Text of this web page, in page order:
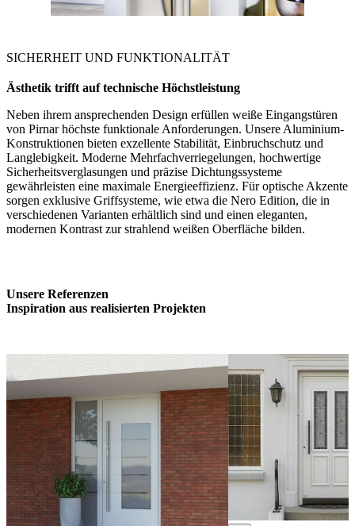
SICHERHEIT UND FUNKTIONALITÄT
Ästhetik trifft auf technische Höchstleistung
Neben ihrem ansprechenden Design erfüllen weiße Eingangstüren
von Pirnar höchste funktionale Anforderungen. Unsere Aluminium-
Konstruktionen bieten exzellente Stabilität, Einbruchschutz und
Langlebigkeit. Moderne Mehrfachverriegelungen, hochwertige
Sicherheitsverglasungen und präzise Dichtungssysteme
gewährleisten eine maximale Energieeffizienz. Für optische Akzente
sorgen exklusive Griffsysteme, wie etwa die Nero Edition, die in
verschiedenen Varianten erhältlich sind und einen eleganten,
modernen Kontrast zur strahlend weißen Oberfläche bilden.
Unsere Referenzen
Inspiration aus realisierten Projekten